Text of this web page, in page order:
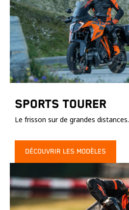
Sports Tourer
Le frisson sur de grandes distances.
DÉCOUVRIR LES MODÈLES